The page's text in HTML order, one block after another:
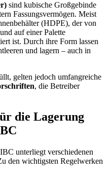
sind kubische Großgebinde
Fassungsvermögen. Meist
(HDPE), der von
auf einer Palette
ist. Durch ihre Form lassen
und lagern – auch in
gelten jedoch umfangreiche
, die Betreiber
die Lagerung
unterliegt verschiedenen
den wichtigsten Regelwerken